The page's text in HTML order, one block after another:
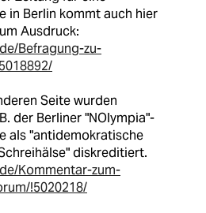
in Berlin kommt auch hier
Ausdruck:
Befragung-zu-
Seite wurden
der Berliner "NOlympia"-
als "antidemokratische
diskreditiert.
Kommentar-zum-
!5020218/